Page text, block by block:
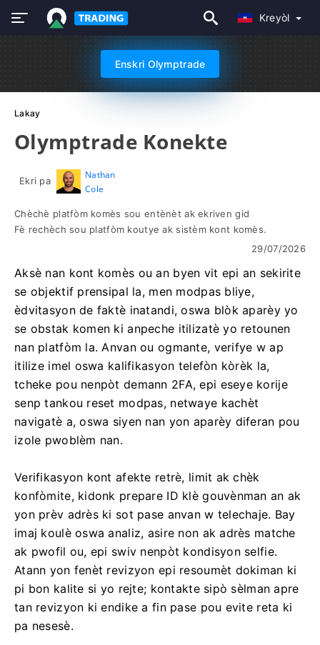
Kreyòl
Enskri Olymptrade
Lakay
Olymptrade Konekte
Ekri pa
Nathan
Cole
Chèchè platfòm komès sou entènèt ak ekriven gid
Fè rechèch sou platfòm koutye ak sistèm kont komès.
29/07/2026
Aksè nan kont komès ou an byen vit epi an sekirite
se objektif prensipal la, men modpas bliye,
èdvitasyon de faktè inatandi, oswa blòk aparèy yo
se obstak komen ki anpeche itilizatè yo retounen
nan platfòm la. Anvan ou ogmante, verifye w ap
itilize imel oswa kalifikasyon telefòn kòrèk la,
tcheke pou nenpòt demann 2FA, epi eseye korije
senp tankou reset modpas, netwaye kachèt
navigatè a, oswa siyen nan yon aparèy diferan pou
izole pwoblèm nan.
Verifikasyon kont afekte retrè, limit ak chèk
konfòmite, kidonk prepare ID klè gouvènman an ak
yon prèv adrès ki sot pase anvan w telechaje. Bay
imaj koulè oswa analiz, asire non ak adrès matche
ak pwofil ou, epi swiv nenpòt kondisyon selfie.
Atann yon fenèt revizyon epi resoumèt dokiman ki
pi bon kalite si yo rejte; kontakte sipò sèlman apre
tan revizyon ki endike a fin pase pou evite reta ki
pa nesesè.